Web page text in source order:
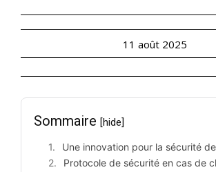
11 août 2025
Sommaire [hide]
Une innovation pour la sécurité
Protocole de sécurité en cas de